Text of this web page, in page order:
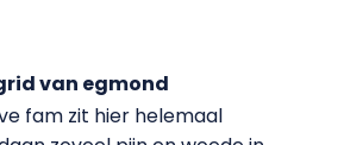
van egmond
fam zit hier helemaal